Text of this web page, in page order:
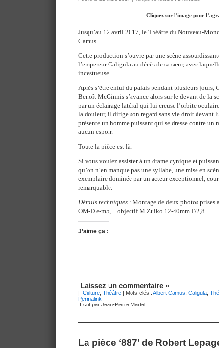
Cliquez sur l’image pour
Jusqu’au 12 avril 2017, le Théâtre du Nouveau-
Camus.
Cette production s’ouvre par une scène
l’empereur Caligula au décès de sa sœur, avec
incestueuse.
Après s’être enfui du palais pendant plusieurs jours,
Benoît McGinnis s’avance alors sur le devant de la
par un éclairage latéral qui lui creuse l’orbite
la douleur, il dirige son regard sans vie droit devant
présente un homme puissant qui se dresse contre
aucun espoir.
Toute la pièce est là.
Si vous voulez assister à un drame cynique et
qu’on n’en manque pas une syllabe, une mise en
exemplaire dominée par un acteur exceptionnel,
remarquable.
Détails techniques : Montage de deux photos prises
OM-D e-m5, + objectif M.Zuiko 12-40mm F/2,8
J’aime ça :
Laissez un commentaire »
| Culture Théâtre | Mots-clés : Albert Camus Caligula
Permalink
Écrit par Jean-Pierre Martel
La pièce ‘887’ de Robert